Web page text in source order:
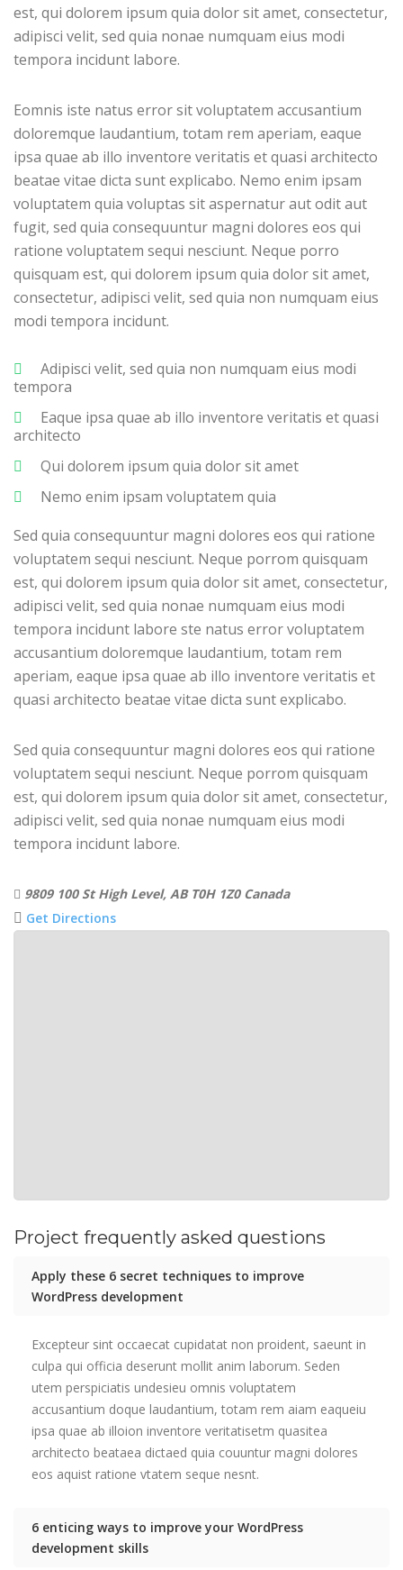
est, qui dolorem ipsum quia dolor sit amet, consectetur,
adipisci velit, sed quia nonae numquam eius modi
tempora incidunt labore.
Eomnis iste natus error sit voluptatem accusantium
doloremque laudantium, totam rem aperiam, eaque
ipsa quae ab illo inventore veritatis et quasi architecto
beatae vitae dicta sunt explicabo. Nemo enim ipsam
voluptatem quia voluptas sit aspernatur aut odit aut
fugit, sed quia consequuntur magni dolores eos qui
ratione voluptatem sequi nesciunt. Neque porro
quisquam est, qui dolorem ipsum quia dolor sit amet,
consectetur, adipisci velit, sed quia non numquam eius
modi tempora incidunt.
Adipisci velit, sed quia non numquam eius modi
tempora
Eaque ipsa quae ab illo inventore veritatis et quasi
architecto
Qui dolorem ipsum quia dolor sit amet
Nemo enim ipsam voluptatem quia
Sed quia consequuntur magni dolores eos qui ratione
voluptatem sequi nesciunt. Neque porrom quisquam
est, qui dolorem ipsum quia dolor sit amet, consectetur,
adipisci velit, sed quia nonae numquam eius modi
tempora incidunt labore ste natus error voluptatem
accusantium doloremque laudantium, totam rem
aperiam, eaque ipsa quae ab illo inventore veritatis et
quasi architecto beatae vitae dicta sunt explicabo.
Sed quia consequuntur magni dolores eos qui ratione
voluptatem sequi nesciunt. Neque porrom quisquam
est, qui dolorem ipsum quia dolor sit amet, consectetur,
adipisci velit, sed quia nonae numquam eius modi
tempora incidunt labore.
9809 100 St High Level, AB T0H 1Z0 Canada
Get Directions
Project frequently asked questions
Apply these 6 secret techniques to improve
WordPress development
Excepteur sint occaecat cupidatat non proident, saeunt in
culpa qui officia deserunt mollit anim laborum. Seden
utem perspiciatis undesieu omnis voluptatem
accusantium doque laudantium, totam rem aiam eaqueiu
ipsa quae ab illoion inventore veritatisetm quasitea
architecto beataea dictaed quia couuntur magni dolores
eos aquist ratione vtatem seque nesnt.
6 enticing ways to improve your WordPress
development skills